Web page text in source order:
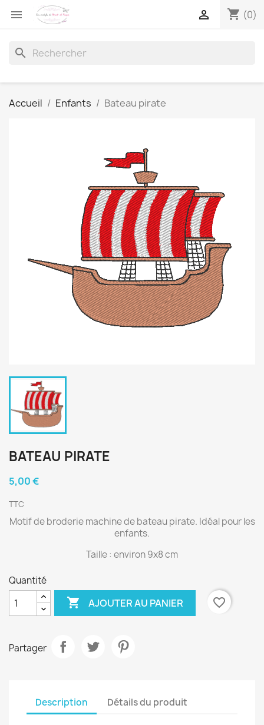
 shopping_cart (0)

search
Accueil Enfants Bateau pirate
BATEAU PIRATE
5,00 €
TTC
Motif de broderie machine de bateau pirate. Idéal pour les
enfants.
Taille : environ 9x8 cm
Quantité
 AJOUTER AU PANIER favorite_border
Partager
Description Détails du produit